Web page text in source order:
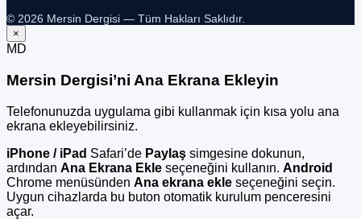
© 2026 Mersin Dergisi — Tüm Hakları Saklıdır.
×
MD
Mersin Dergisi’ni Ana Ekrana Ekleyin
Telefonunuzda uygulama gibi kullanmak için kısa yolu ana
ekrana ekleyebilirsiniz.
iPhone / iPad Safari’de Paylaş simgesine dokunun,
ardından Ana Ekrana Ekle seçeneğini kullanın. Android
Chrome menüsünden Ana ekrana ekle seçeneğini seçin.
Uygun cihazlarda bu buton otomatik kurulum penceresini
açar.